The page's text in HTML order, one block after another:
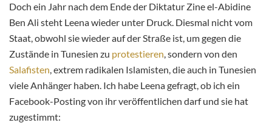
Doch ein Jahr nach dem Ende der Diktatur Zine el-Abidine
Ben Ali steht Leena wieder unter Druck. Diesmal nicht vom
Staat, obwohl sie wieder auf der Straße ist, um gegen die
Zustände in Tunesien zu protestieren, sondern von den
Salafisten, extrem radikalen Islamisten, die auch in Tunesien
viele Anhänger haben. Ich habe Leena gefragt, ob ich ein
Facebook-Posting von ihr veröffentlichen darf und sie hat
zugestimmt: